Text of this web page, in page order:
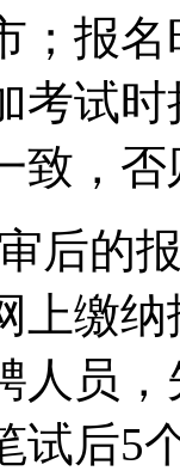
；报
考试
致，
后的
上缴
人员
试后5